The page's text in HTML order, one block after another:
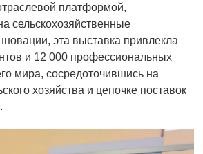
платформой,
сельскохозяйственные
эта выставка привлекла
и 12 000 профессиональных
мира, сосредоточившись на
хозяйства и цепочке поставок